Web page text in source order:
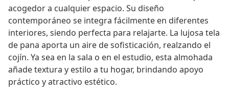
acogedor a cualquier espacio. Su diseño
contemporáneo se integra fácilmente en diferentes
interiores, siendo perfecta para relajarte. La lujosa tela
de pana aporta un aire de sofisticación, realzando el
cojín. Ya sea en la sala o en el estudio, esta almohada
añade textura y estilo a tu hogar, brindando apoyo
práctico y atractivo estético.